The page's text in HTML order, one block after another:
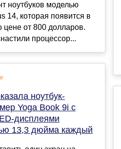
ноутбуков моделью
14, которая появится в
цене от 800 долларов.
процессор...
ноутбук-
Yoga Book 9i с
дисплеями
13,3 дюйма каждый